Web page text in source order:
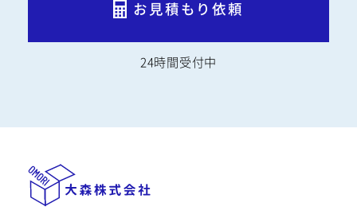
お見積もり依頼
24時間受付中